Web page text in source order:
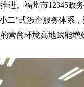
进。福州市12345政
二”式涉企服务体系
营商环境高地赋能增